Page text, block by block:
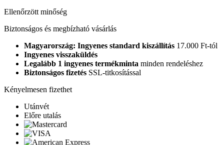
Ellenőrzött minőség
Biztonságos és megbízható vásárlás
Magyarország: Ingyenes standard kiszállítás 17.000 Ft-tól
Ingyenes visszaküldés
Legalább 1 ingyenes termékminta minden rendeléshez
Biztonságos fizetés SSL-titkosítással
Kényelmesen fizethet
Utánvét
Előre utalás